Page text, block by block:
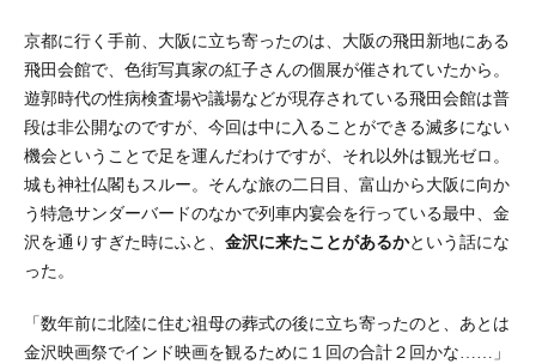
京都に行く手前、大阪に立ち寄ったのは、大阪の飛田新地にある
飛田会館で、色街写真家の紅子さんの個展が催されていたから。
遊郭時代の性病検査場や議場などが現存されている飛田会館は普
段は非公開なのですが、今回は中に入ることができる滅多にない
機会ということで足を運んだわけですが、それ以外は観光ゼロ。
城も神社仏閣もスルー。そんな旅の二日目、富山から大阪に向か
う特急サンダーバードのなかで列車内宴会を行っている最中、金
沢を通りすぎた時にふと、 金沢に来たことがあるかという話にな
った。
「数年前に北陸に住む祖母の葬式の後に立ち寄ったのと、あとは
金沢映画祭でインド映画を観るために１回の合計２回かな……」